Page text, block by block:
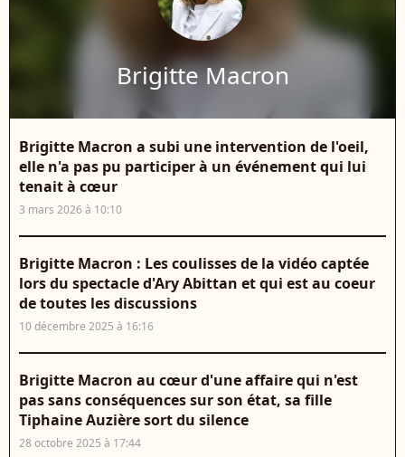
Brigitte Macron
Brigitte Macron a subi une intervention de l'oeil,
elle n'a pas pu participer à un événement qui lui
tenait à cœur
3 mars 2026 à 10:10
Brigitte Macron : Les coulisses de la vidéo captée
lors du spectacle d'Ary Abittan et qui est au coeur
de toutes les discussions
10 décembre 2025 à 16:16
Brigitte Macron au cœur d'une affaire qui n'est
pas sans conséquences sur son état, sa fille
Tiphaine Auzière sort du silence
28 octobre 2025 à 17:44